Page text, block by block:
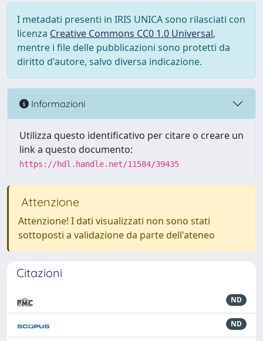
I metadati presenti in IRIS UNICA sono rilasciati con
licenza Creative Commons CC0 1.0 Universal,
mentre i file delle pubblicazioni sono protetti da
diritto d'autore, salvo diversa indicazione.
Informazioni
Utilizza questo identificativo per citare o creare un
link a questo documento:
https://hdl.handle.net/11584/39435
Attenzione
Attenzione! I dati visualizzati non sono stati
sottoposti a validazione da parte dell'ateneo
Citazioni
ND
ND